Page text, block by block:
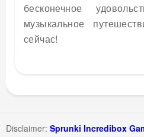
бесконечное
музыкальное
сейчас!
Disclaimer: Sprunki Incredibox